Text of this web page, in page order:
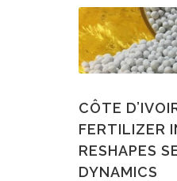
CÔTE
FERTILIZER
RESHAPES
DYNAMICS